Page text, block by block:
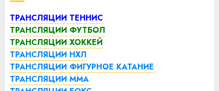
ТРАНСЛЯЦИИ ТЕННИС
ТРАНСЛЯЦИИ ФУТБОЛ
ТРАНСЛЯЦИИ ХОККЕЙ
ТРАНСЛЯЦИИ НХЛ
ТРАНСЛЯЦИИ ФИГУРНОЕ КАТАНИЕ
ТРАНСЛЯЦИИ ММА